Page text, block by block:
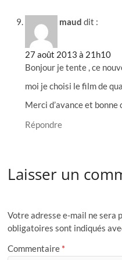
maud dit :
27 août 2013 à 21h10
Bonjour je tente , ce
moi je choisi le film de
Merci d’avance et
Répondre
Laisser un
Votre adresse e-mail ne sera
obligatoires sont indiqués
Commentaire *